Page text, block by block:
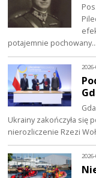
potajemnie pochowany…
Ukrainy zakończyła się
nierozliczenie Rzezi